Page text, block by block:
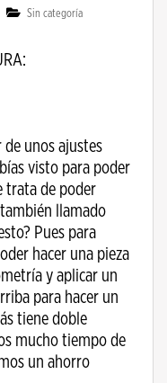
Sin categoría
de unos ajustes
visto para poder
trata de poder
llamado
Pues para
hacer una pieza
y aplicar un
para hacer un
tiene doble
mucho tiempo de
un ahorro